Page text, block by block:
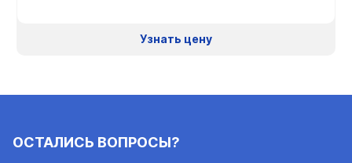
стандартных базовых испытаний аудиометров до
расширенных специальных испытаний. Она позволяет
Узнать цену
ОСТАЛИСЬ ВОПРОСЫ?